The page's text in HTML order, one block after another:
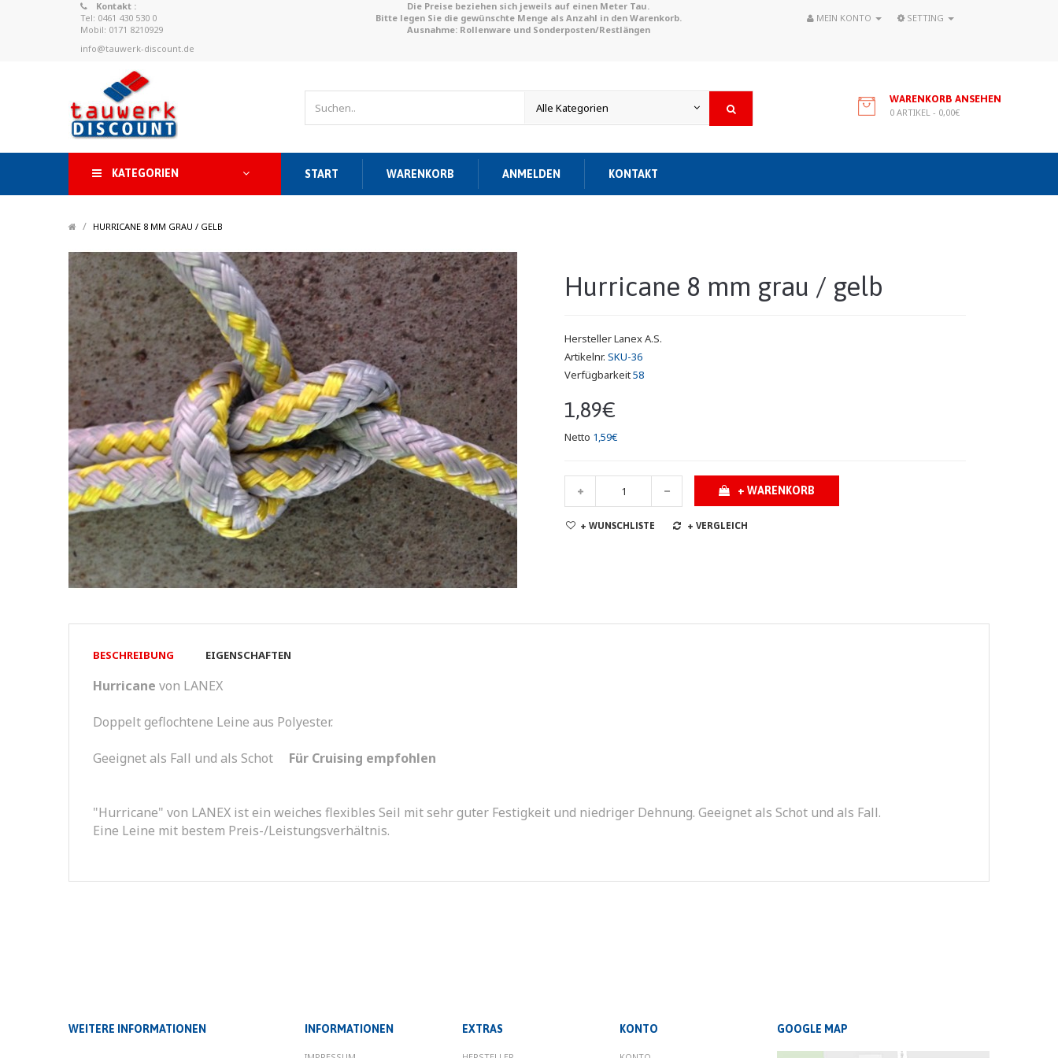
Kontakt :
Tel: 0461 430 530 0
Mobil: 0171 8210929
info@tauwerk-discount.de
Die Preise beziehen sich jeweils auf einen Meter Tau.
Bitte legen Sie die gewünschte Menge als Anzahl in den Warenkorb.
Ausnahme: Rollenware und Sonderposten/Restlängen
MEIN KONTO SETTING
WARENKORB ANSEHEN
0 ARTIKEL - 0,00€
KATEGORIEN START WARENKORB ANMELDEN KONTAKT
/ HURRICANE 8 MM GRAU / GELB
Hurricane 8 mm grau / gelb
HerstellerLanex A.S.
Artikelnr. SKU-36
Verfügbarkeit58
1,89€
Netto 1,59€
+ WARENKORB
+ WUNSCHLISTE + VERGLEICH
BESCHREIBUNG EIGENSCHAFTEN
Hurricane von LANEX
Doppelt geflochtene Leine aus Polyester.
Geeignet als Fall und als Schot Für Cruising empfohlen
"Hurricane" von LANEX ist ein weiches flexibles Seil mit sehr guter Festigkeit und niedriger Dehnung. Geeignet als Schot und als Fall.
Eine Leine mit bestem Preis-/Leistungsverhältnis.
WEITERE INFORMATIONEN INFORMATIONEN EXTRAS KONTO GOOGLE MAP